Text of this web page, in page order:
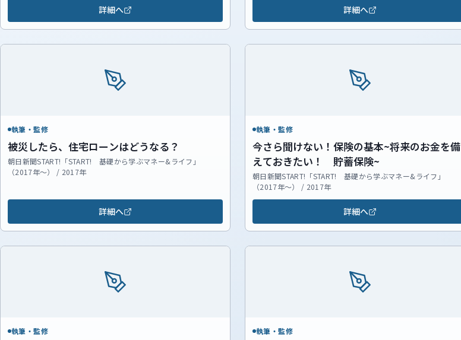
詳細へ 詳細へ
執筆・監修
被災したら、住宅ローンはどうなる？
朝日新聞START!「START! 基礎から学ぶマネー&ライフ」
（2017年～） / 2017年
詳細へ
執筆・監修
今さら聞けない！保険の基本~将来のお金を備
えておきたい！ 貯蓄保険~
朝日新聞START!「START! 基礎から学ぶマネー&ライフ」
（2017年～） / 2017年
詳細へ
執筆・監修 執筆・監修